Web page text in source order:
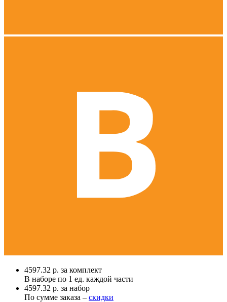
4597.32 р. за комплект
В наборе по 1 ед. каждой части
4597.32 р. за набор
По сумме заказа – скидки